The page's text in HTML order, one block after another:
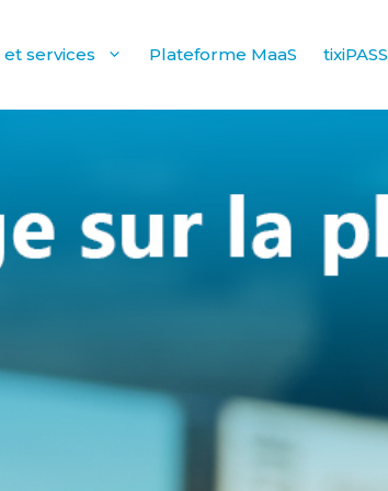
services Plateforme MaaS tixiPASS